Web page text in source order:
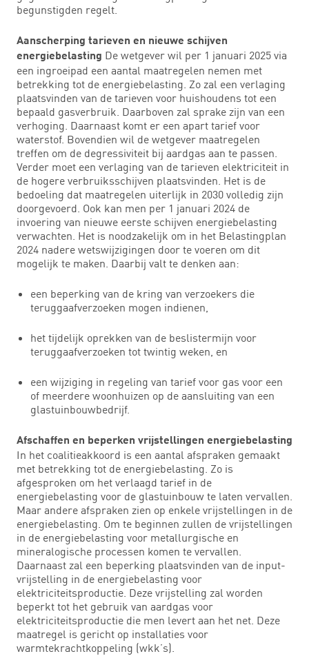
begunstigden regelt.
Aanscherping tarieven en nieuwe schijven
energiebelasting De wetgever wil per 1 januari 2025 via
een ingroeipad een aantal maatregelen nemen met
betrekking tot de energiebelasting. Zo zal een verlaging
plaatsvinden van de tarieven voor huishoudens tot een
bepaald gasverbruik. Daarboven zal sprake zijn van een
verhoging. Daarnaast komt er een apart tarief voor
waterstof. Bovendien wil de wetgever maatregelen
treffen om de degressiviteit bij aardgas aan te passen.
Verder moet een verlaging van de tarieven elektriciteit in
de hogere verbruiksschijven plaatsvinden. Het is de
bedoeling dat maatregelen uiterlijk in 2030 volledig zijn
doorgevoerd. Ook kan men per 1 januari 2024 de
invoering van nieuwe eerste schijven energiebelasting
verwachten. Het is noodzakelijk om in het Belastingplan
2024 nadere wetswijzigingen door te voeren om dit
mogelijk te maken. Daarbij valt te denken aan:
een beperking van de kring van verzoekers die
teruggaafverzoeken mogen indienen,
het tijdelijk oprekken van de beslistermijn voor
teruggaafverzoeken tot twintig weken, en
een wijziging in regeling van tarief voor gas voor een
of meerdere woonhuizen op de aansluiting van een
glastuinbouwbedrijf.
Afschaffen en beperken vrijstellingen energiebelasting
In het coalitieakkoord is een aantal afspraken gemaakt
met betrekking tot de energiebelasting. Zo is
afgesproken om het verlaagd tarief in de
energiebelasting voor de glastuinbouw te laten vervallen.
Maar andere afspraken zien op enkele vrijstellingen in de
energiebelasting. Om te beginnen zullen de vrijstellingen
in de energiebelasting voor metallurgische en
mineralogische processen komen te vervallen.
Daarnaast zal een beperking plaatsvinden van de input-
vrijstelling in de energiebelasting voor
elektriciteitsproductie. Deze vrijstelling zal worden
beperkt tot het gebruik van aardgas voor
elektriciteitsproductie die men levert aan het net. Deze
maatregel is gericht op installaties voor
warmtekrachtkoppeling (wkk’s).